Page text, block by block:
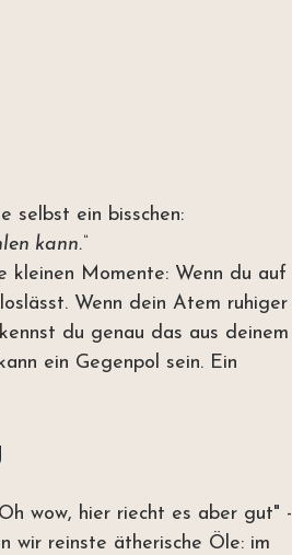
selbst ein bisschen:
kann.“
kleinen Momente: Wenn du auf
Wenn dein Atem ruhiger
du genau das aus deinem
ein Gegenpol sein. Ein
wow, hier riecht es aber gut" -
wir reinste ätherische Öle: im